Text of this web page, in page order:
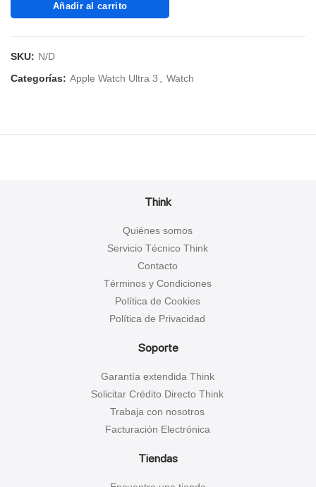
Añadir al carrito
SKU: N/D
Categorías: Apple Watch Ultra 3 Watch
Think
Quiénes somos
Servicio Técnico Think
Contacto
Términos y Condiciones
Política de Cookies
Política de Privacidad
Soporte
Garantía extendida Think
Solicitar Crédito Directo Think
Trabaja con nosotros
Facturación Electrónica
Tiendas